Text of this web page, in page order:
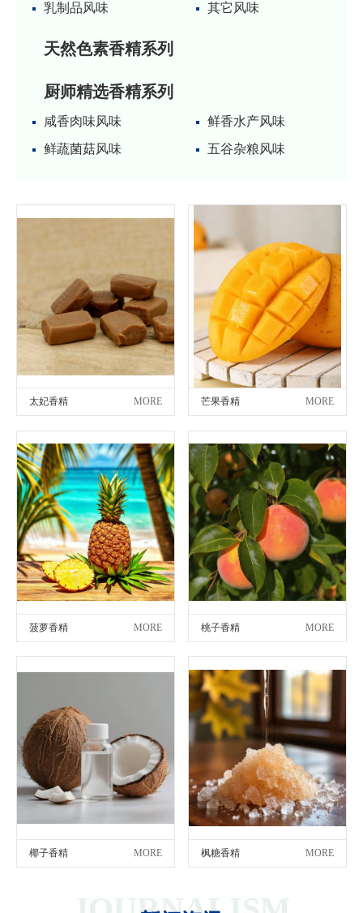
乳制品风味
其它风味
天然色素香精系列
厨师精选香精系列
咸香肉味风味
鲜香水产风味
鲜蔬菌菇风味
五谷杂粮风味
太妃香精 MORE 芒果香精 MORE
菠萝香精 MORE 桃子香精 MORE
椰子香精 MORE 枫糖香精 MORE